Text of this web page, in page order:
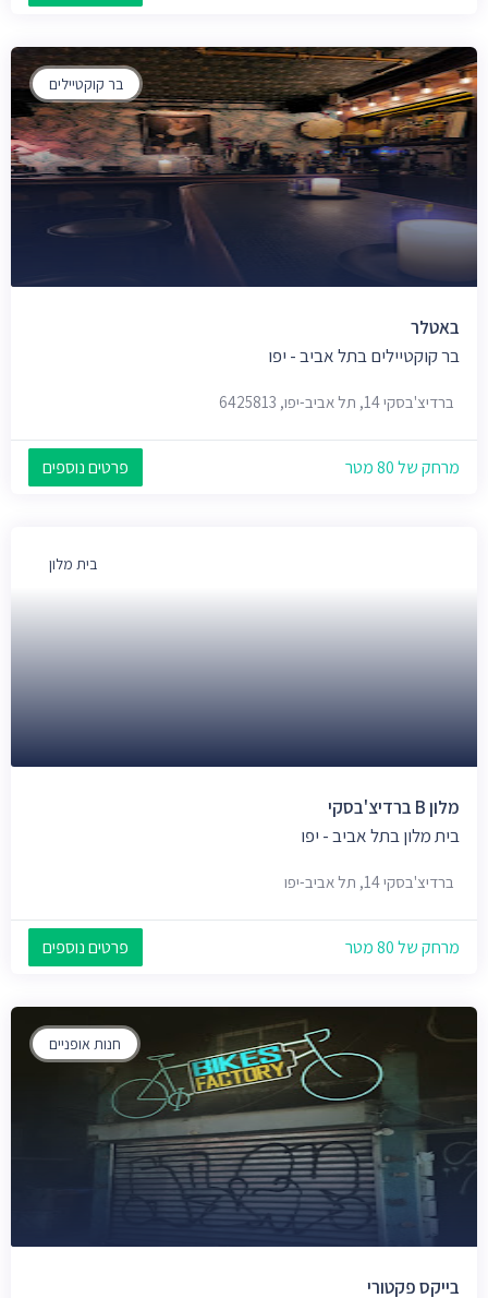
בר קוקטיילים
באטלר
בר קוקטיילים בתל אביב - יפו
ברדיצ'בסקי 14, תל אביב-יפו, 6425813
מרחק של 80 מטר פרטים נוספים
בית מלון
מלון B ברדיצ'בסקי
בית מלון בתל אביב - יפו
ברדיצ'בסקי 14, תל אביב-יפו
מרחק של 80 מטר פרטים נוספים
חנות אופניים
בייקס פקטורי